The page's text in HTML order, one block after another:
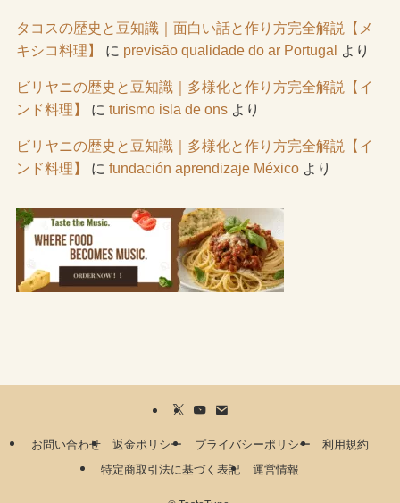
タコスの歴史と豆知識｜面白い話と作り方完全解説【メ
キシコ料理】
に previsão qualidade do ar Portugal より
ビリヤニの歴史と豆知識｜多様化と作り方完全解説【イ
ンド料理】
に turismo isla de onsより
ビリヤニの歴史と豆知識｜多様化と作り方完全解説【イ
ンド料理】
に fundación aprendizaje Méxicoより
お問い合わせ 返金ポリシー プライバシーポリシー
利用規約
特定商取引法に基づく表記
運営情報